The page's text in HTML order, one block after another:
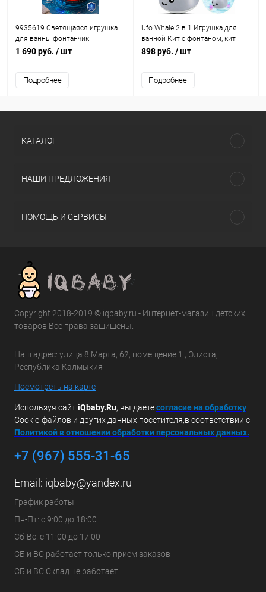
9935619 Светящаяся игрушка
для ванны фонтанчик
Астронавт
1 690 руб. / шт
Подробнее
Ufo Whale 2 в 1 Игрушка для
ванной Кит с фонтаном, кит-
фонтан на суше и воде со
898 руб. / шт
Подробнее
КАТАЛОГ
НАШИ ПРЕДЛОЖЕНИЯ
ПОМОЩЬ И СЕРВИСЫ
Copyright 2018-2019 © iqbaby.ru - Интернет-магазин детских
товаров Все права защищены.
Наш адрес: улица 8 Марта, 62, помещение 1 , Элиста,
Республика Калмыкия
Посмотреть на карте
Используя сайтiQbaby.Ru, вы даетесогласие на обработку
Cookie-файлов и других данных посетителя,в соответствии с
Политикой в отношении обработки персональных данных.
+7 (967) 555-31-65
Email: iqbaby@yandex.ru
График работы
Пн-Пт: с 9:00 до 18:00
Сб-Вс. с 11:00 до 17:00
СБ и ВС работает только прием заказов
СБ и ВС Склад не работает!